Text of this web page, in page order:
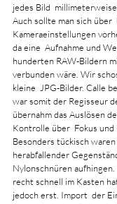
jedes Bild
Auch sollte man sich über
Kameraeinstellungen
da eine  Aufnahme und
hunderten RAW-Bildern
verbunden wäre. Wir
kleine  JPG-Bilder. Calle
war somit der Regisseur
übernahm das Auslösen
Kontrolle über  Fokus und
Besonders tückisch
herabfallender
Nylonschnüren
recht schnell im Kasten
jedoch erst. Import  der